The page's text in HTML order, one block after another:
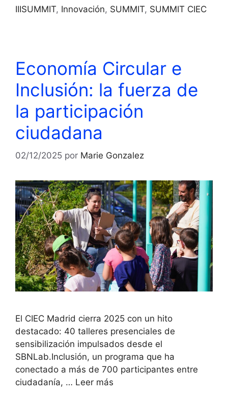
IIISUMMIT, Innovación, SUMMIT, SUMMIT CIEC
Economía Circular e
Inclusión: la fuerza de
la participación
ciudadana
02/12/2025 por Marie Gonzalez
El CIEC Madrid cierra 2025 con un hito
destacado: 40 talleres presenciales de
sensibilización impulsados desde el
SBNLab.Inclusión, un programa que ha
conectado a más de 700 participantes entre
ciudadanía, … Leer más